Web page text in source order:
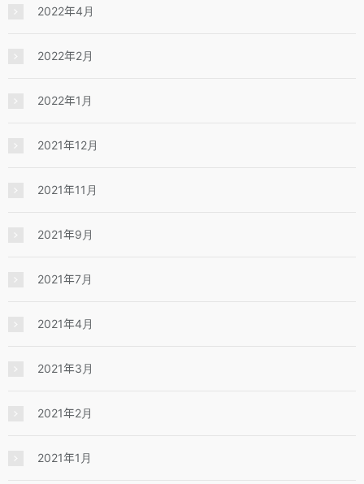
2022年4月
2022年2月
2022年1月
2021年12月
2021年11月
2021年9月
2021年7月
2021年4月
2021年3月
2021年2月
2021年1月